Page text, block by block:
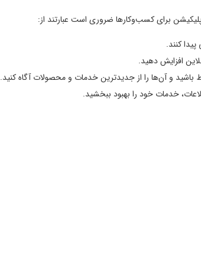
برای کسب‌وکارها ضروری است عبارتند از:
کنند.
افزایش دهید.
باشید و آن‌ها را از جدیدترین خدمات و محصولات آگاه کنید.
خدمات خود را بهبود ببخشید.